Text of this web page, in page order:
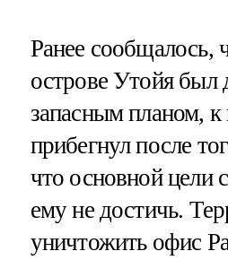
Ранее сообщалось,
острове Утойя был
запасным планом,
прибегнул после
что основной цели
ему не достичь.
уничтожить офис